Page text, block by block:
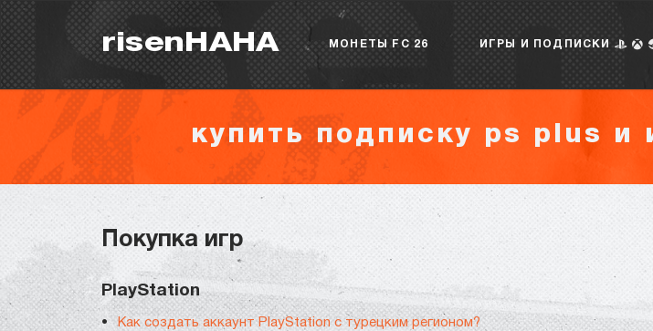
risenHAHA МОНЕТЫ FC 26 ИГРЫ И ПОДПИСКИ
купить подписку ps plus
Покупка игр
PlayStation
Как создать аккаунт PlayStation с турецким регионом?